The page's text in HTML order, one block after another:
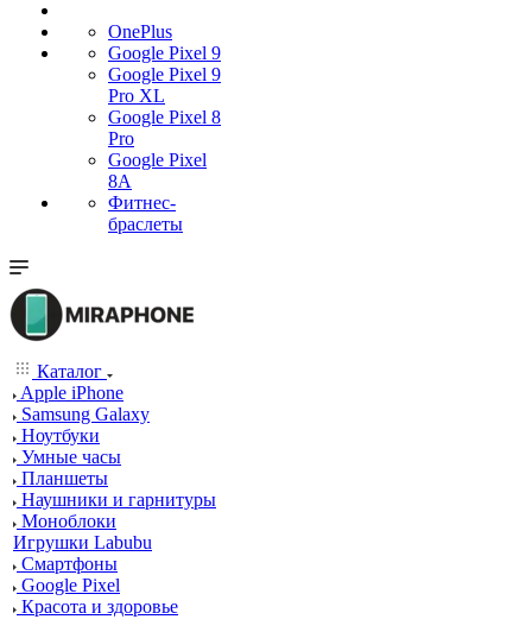
OnePlus
Google Pixel 9
Google Pixel 9
Pro XL
Google Pixel 8
Pro
Google Pixel
8A
Фитнес-
браслеты
Каталог
Apple iPhone
Samsung Galaxy
Ноутбуки
Умные часы
Планшеты
Наушники и гарнитуры
Моноблоки
Игрушки Labubu
Смартфоны
Google Pixel
Красота и здоровье